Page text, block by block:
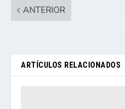
ANTERIOR
ARTÍCULOS RELACIONADOS